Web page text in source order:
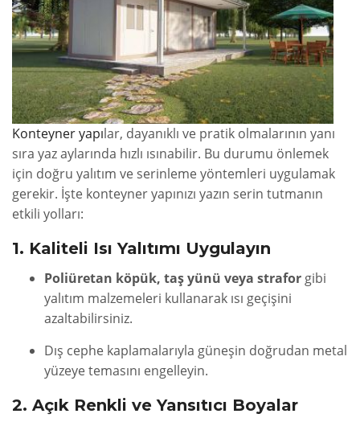
Konteyner yapılar, dayanıklı ve pratik olmalarının yanı
sıra yaz aylarında hızlı ısınabilir. Bu durumu önlemek
için doğru yalıtım ve serinleme yöntemleri uygulamak
gerekir. İşte konteyner yapınızı yazın serin tutmanın
etkili yolları:
1. Kaliteli Isı Yalıtımı Uygulayın
Poliüretan köpük, taş yünü veya strafor gibi
yalıtım malzemeleri kullanarak ısı geçişini
azaltabilirsiniz.
Dış cephe kaplamalarıyla güneşin doğrudan metal
yüzeye temasını engelleyin.
2. Açık Renkli ve Yansıtıcı Boyalar